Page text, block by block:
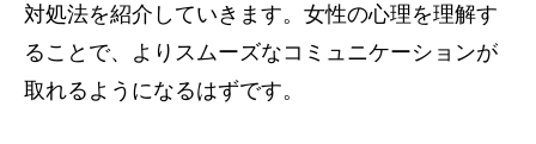
対処法を紹介していきます。女性の心理を理解す
ることで、よりスムーズなコミュニケーションが
取れるようになるはずです。